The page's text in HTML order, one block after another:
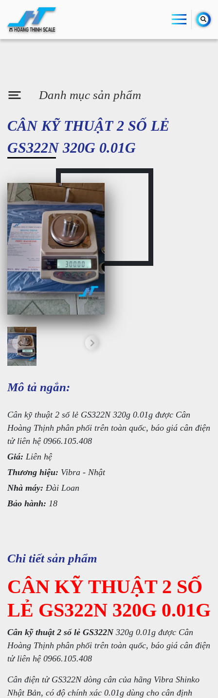
Danh mục sản phẩm
CÂN KỸ THUẬT 2 SỐ LẺ
GS322N 320G 0.01G
Mô tả ngắn:
Cân kỹ thuật 2 số lẻ GS322N 320g 0.01g được Cân
Hoàng Thịnh phân phối trên toàn quốc, báo giá cân điện
tử liên hệ 0966.105.408
Giá: Liên hệ
Thương hiệu: Vibra - Nhật
Nhà máy: Đài Loan
Bảo hành: 18
Chi tiết sản phẩm
CÂN KỸ THUẬT 2 SỐ
LẺ GS322N 320G 0.01G
Cân kỹ thuật 2 số lẻ GS322N320g 0.01g được Cân
Hoàng Thịnh phân phối trên toàn quốc, báo giá cân điện
tử liên hệ 0966.105.408
Cân điện tử GS322N dòng cân của hãng Vibra Shinko
Nhật Bản, có độ chính xác 0.01g dùng cho cân định